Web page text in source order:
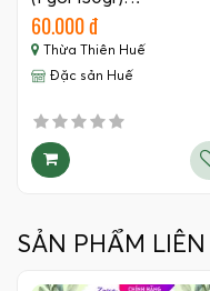
60.000 đ
Thừa Thiên Huế
Đặc sản Huế
SẢN PHẨM LIÊN